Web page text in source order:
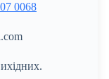
0068